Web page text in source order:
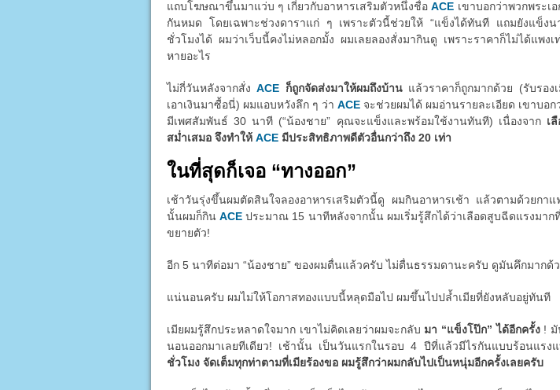
แถบโฆษณาขึ้นมาแว่บ ๆ เกี่ยวกับอาหารเสริมตัวหนึ่งชื่อACE เขาบอกว่าพวกพระเ
กันหมด โดยเฉพาะช่วงดาราแก่ ๆ เพราะตัวนี้ช่วยให้ “แข็งได้ทันที แถมยังแข็งน
ชั่วโมงได้ ผมว่าเว็บนี้คงไม่หลอกมั้ง ผมเลยลองสั่งมากินดู เพราะราคาก็ไม่ได้แพงเ
หายอะไร
ไม่กี่วันหลังจากสั่งACE ก็ถูกจัดส่งมาให้ผมถึงบ้าน แล้วราคาก็ถูกมากด้วย (รับรอง
เอาเงินมาซื้อนี่) ผมแอบหวังลึก ๆ ว่า ACEจะช่วยผมได้ ผมอ่านรายละเอียด เขาบอ
มีเพศสัมพันธ์ 30 นาที (“น้องชาย” คุณจะแข็งและพร้อมใช้งานทันที) เนื่องจาก เ
สม่ำเสมอ จึงทำให้ ACEมีประสิทธิภาพดีตัวอื่นกว่าถึง 20 เท่า
ในที่สุดก็เจอ “ทางออก”
เช้าวันรุ่งขึ้นผมตัดสินใจลองอาหารเสริมตัวนี้ดู ผมกินอาหารเช้า แล้วตามด้วยกา
นั้นผมก็กินACE ประมาณ 15 นาทีหลังจากนั้น ผมเริ่มรู้สึกได้ว่าเลือดสูบฉีดแรงมาก
ขยายตัว!
อีก 5 นาทีต่อมา “น้องชาย” ของผมตื่นแล้วครับ ไม่ตื่นธรรมดานะครับ ดูมันคึกมากด้
แน่นอนครับ ผมไม่ให้โอกาสทองแบบนี้หลุดมือไป ผมขึ้นไปปล้ำเมียที่ยังหลับอยู่ทันที
เมียผมรู้สึกประหลาดใจมาก เขาไม่คิดเลยว่าผมจะกลับ มา “แข็งโป๊ก” ได้อีกครั้ง ! มั
นอนออกมาเลยทีเดียว! เช้านั้น เป็นวันแรกในรอบ 4 ปีที่แล้วมีไรกันแบบร้อนแรง
ชั่วโมง จัดเต็มทุกท่าตามที่เมียร้องขอ ผมรู้สึกว่าผมกลับไปเป็นหนุ่มอีกครั้งเลยครับ